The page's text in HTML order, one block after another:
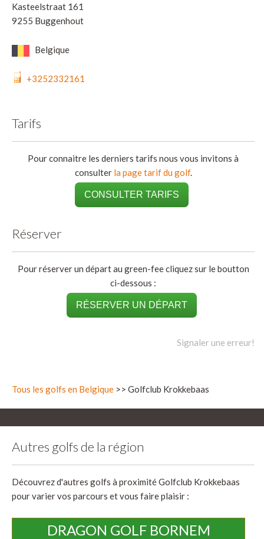
Kasteelstraat 161
9255 Buggenhout
Belgique
+3252332161
Tarifs
Pour connaitre les derniers tarifs nous vous invitons à
consulter la page tarif du golf.
CONSULTER TARIFS
Réserver
Pour réserver un départ au green-fee cliquez sur le boutton
ci-dessous :
RÉSERVER UN DÉPART
Signaler une erreur!
Tous les golfs en Belgique >> Golfclub Krokkebaas
Autres golfs de la région
Découvrez d'autres golfs à proximité Golfclub Krokkebaas
pour varier vos parcours et vous faire plaisir :
DRAGON GOLF BORNEM